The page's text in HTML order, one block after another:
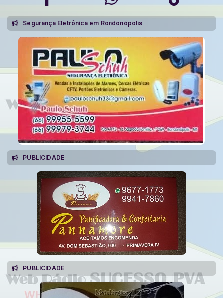
Segurança Eletrônica em Rondonópolis
PUBLICIDADE
PUBLICIDADE